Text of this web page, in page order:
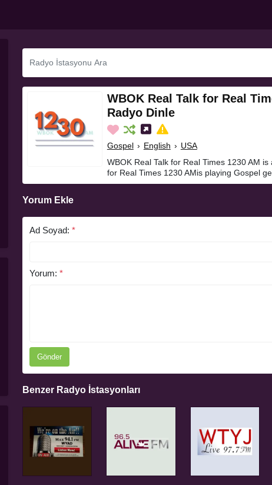
WBOK Real Talk for Real
Radyo Dinle
Gospel › English › USA
WBOK Real Talk for Real Times 1230 AM
for Real Times 1230 AMis playing Gospel
Yorum Ekle
Ad Soyad: *
Yorum: *
Gönder
Benzer Radyo İstasyonları